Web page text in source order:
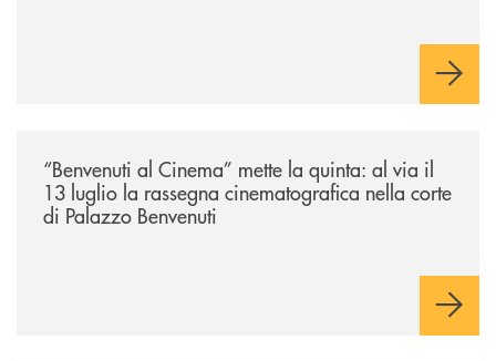
“Benvenuti al Cinema” mette la quinta: al via il
13 luglio la rassegna cinematografica nella corte
di Palazzo Benvenuti